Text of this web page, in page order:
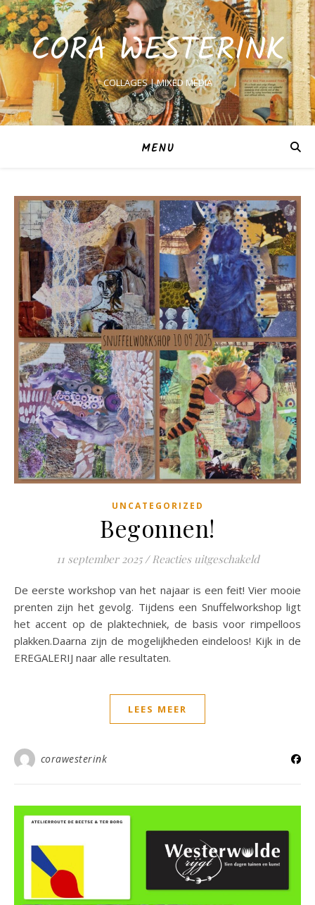
CORA WESTERINK
COLLAGES | MIXED MEDIA
MENU
UNCATEGORIZED
Begonnen!
11 september 2025 / Reacties uitgeschakeldvoor
De eerste workshop van het najaar is een feit! Vier mooie
prenten zijn het gevolg. Tijdens een Snuffelworkshop ligt
het accent op de plaktechniek, de basis voor rimpelloos
plakken.Daarna zijn de mogelijkheden eindeloos! Kijk in de
EREGALERIJ naar alle resultaten.
LEES MEER
corawesterink